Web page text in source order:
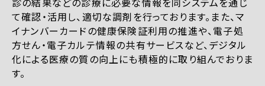
て確認・活用し、適切な調剤を行っております。また、マ
イナンバーカードの健康保険証利用の推進や、電子処
方せん・電子カルテ情報の共有サービスなど、デジタル
化による医療の質の向上にも積極的に取り組んでおりま
す。